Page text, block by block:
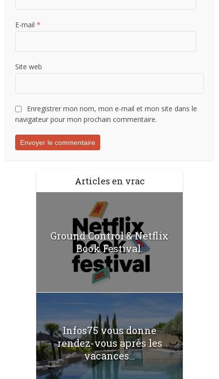
E-mail*
Site web
Enregistrer mon nom, mon e-mail et mon site dans le
navigateur pour mon prochain commentaire.
Articles en vrac
Ground Control & Netflix
Book Festival.
Infos75 vous donne
rendez-vous après les
vacances...